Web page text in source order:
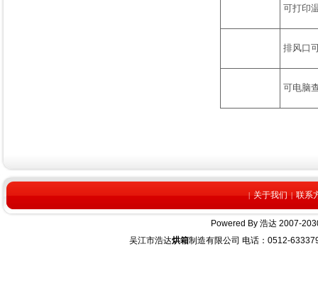
可打印
排风口
可电脑
|关于我们 |联系
Powered By 浩达 2007-
吴江市浩达烘箱制造有限公司 电话：0512-